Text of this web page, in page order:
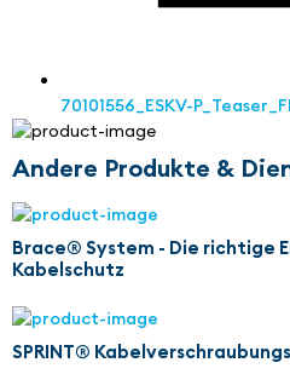
70101556_ESKV-
Andere Produkte &
Brace® System - Die richtige
Kabelschutz
SPRINT®